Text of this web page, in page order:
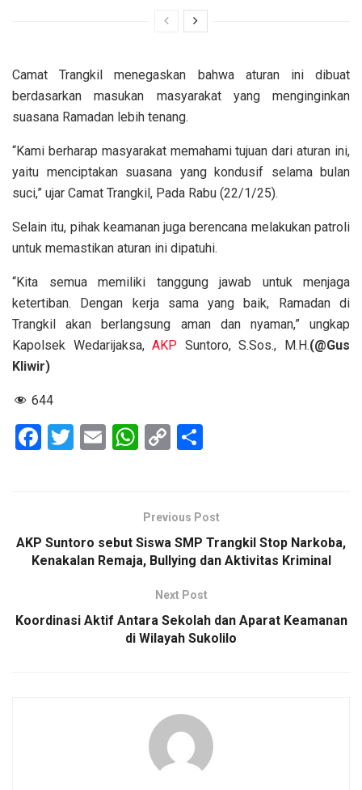
Camat Trangkil menegaskan bahwa aturan ini dibuat
berdasarkan masukan masyarakat yang menginginkan
suasana Ramadan lebih tenang.
“Kami berharap masyarakat memahami tujuan dari aturan ini,
yaitu menciptakan suasana yang kondusif selama bulan
suci,” ujar Camat Trangkil, Pada Rabu (22/1/25).
Selain itu, pihak keamanan juga berencana melakukan patroli
untuk memastikan aturan ini dipatuhi.
“Kita semua memiliki tanggung jawab untuk menjaga
ketertiban. Dengan kerja sama yang baik, Ramadan di
Trangkil akan berlangsung aman dan nyaman,” ungkap
Kapolsek Wedarijaksa,AKP Suntoro, S.Sos., M.H.(@Gus
Kliwir)
644
F
o
o
T
E
W
s
A
p
C
Li
n
k
e
Previous Post
AKP Suntoro sebut Siswa SMP Trangkil Stop Narkoba,
Kenakalan Remaja, Bullying dan Aktivitas Kriminal
Next Post
Koordinasi Aktif Antara Sekolah dan Aparat Keamanan
di Wilayah Sukolilo